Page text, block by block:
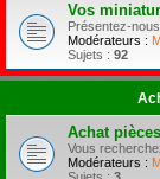
Vos
Présentez-
Modérateurs :
Sujets : 92
Achat pièces
Vous
Modérateurs :